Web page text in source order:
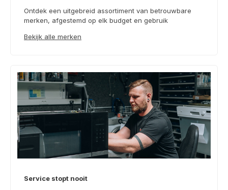
Ontdek een uitgebreid assortiment van betrouwbare
merken, afgestemd op elk budget en gebruik
Bekijk alle merken
Service stopt nooit